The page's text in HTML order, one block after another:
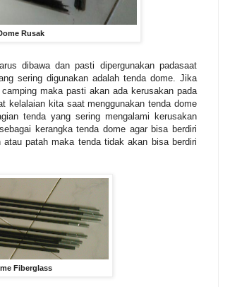
Rusak
dibawa dan pasti dipergunakan padasaat
sering digunakan adalah tenda dome. Jika
maka pasti akan ada kerusakan pada
kelalaian kita saat menggunakan tenda dome
tenda yang sering mengalami kerusakan
kerangka tenda dome agar bisa berdiri
patah maka tenda tidak akan bisa berdiri
Fiberglass